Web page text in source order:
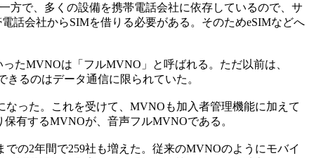
で、多くの設備を携帯電話会社に依存しているので、サ
話会社からSIMを借りる必要がある。そのためeSIMなどへ
たMVNOは「フルMVNO」と呼ばれる。ただ以前は、
るのはデータ通信に限られていた。
った。これを受けて、MVNOも加入者管理機能に加えて
有するMVNOが、音声フルMVNOである。
の2年間で259社も増えた。従来のMVNOのようにモバイ